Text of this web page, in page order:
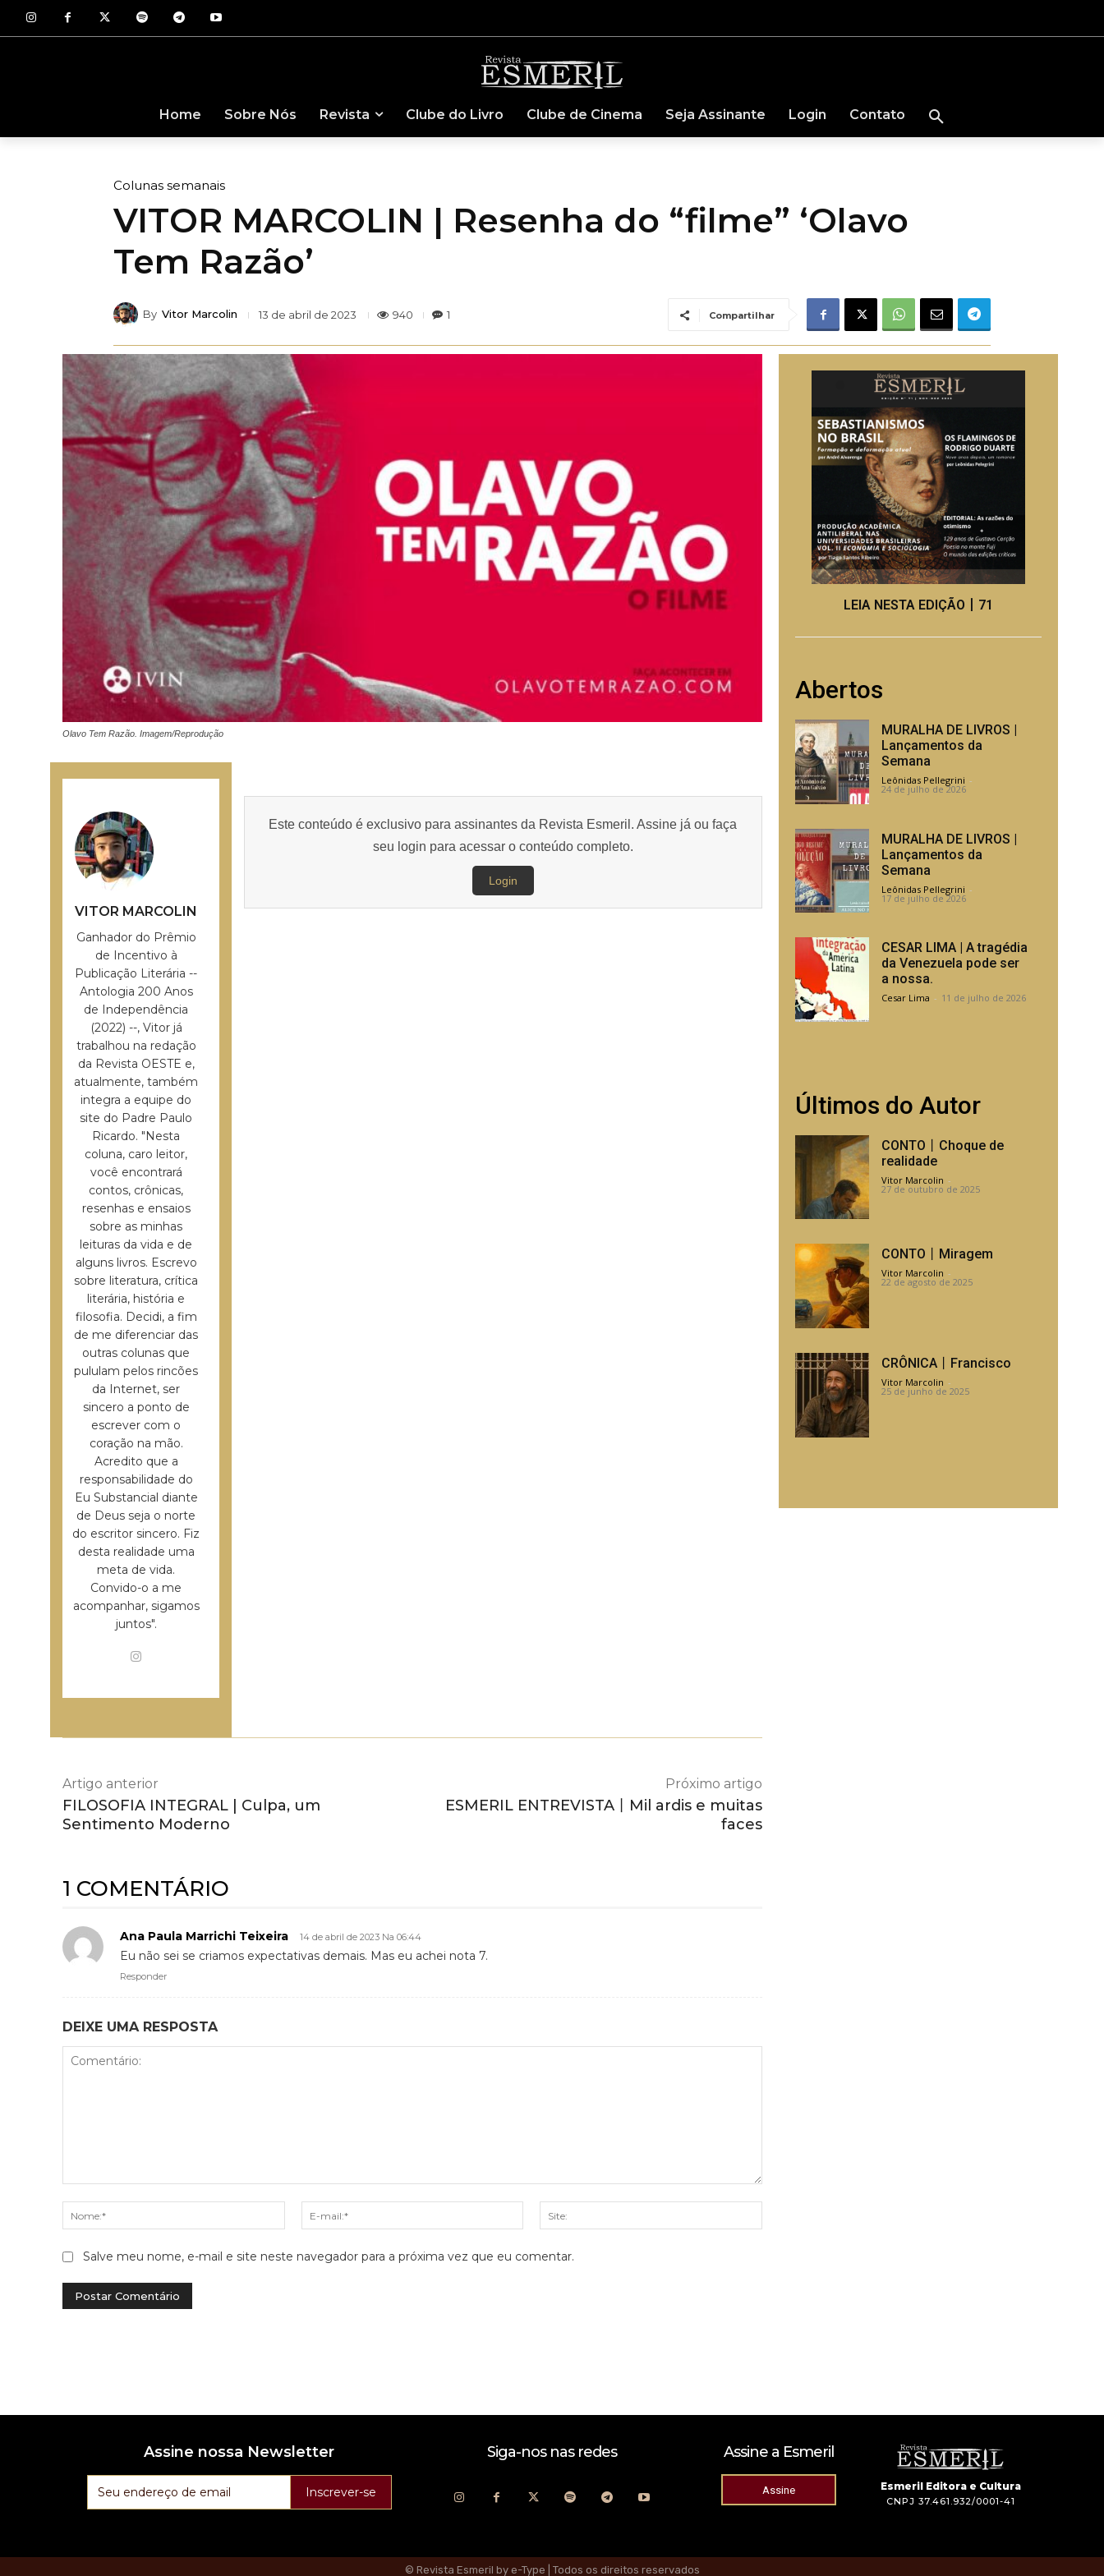
Home Sobre Nós Revista Clube do Livro Clube de Cinema Seja Assinante Login Contato
Colunas semanais
VITOR MARCOLIN | Resenha do “filme” ‘Olavo
Tem Razão’
By Vitor Marcolin 13 de abril de 2023 940 1 Compartilhar
Olavo Tem Razão. Imagem/Reprodução
VITOR MARCOLIN
Ganhador do Prêmio
de Incentivo à
Publicação Literária --
Antologia 200 Anos
de Independência
(2022) --, Vitor já
trabalhou na redação
da Revista OESTE e,
atualmente, também
integra a equipe do
site do Padre Paulo
Ricardo. "Nesta
coluna, caro leitor,
você encontrará
contos, crônicas,
resenhas e ensaios
sobre as minhas
leituras da vida e de
alguns livros. Escrevo
sobre literatura, crítica
literária, história e
filosofia. Decidi, a fim
de me diferenciar das
outras colunas que
pululam pelos rincões
da Internet, ser
sincero a ponto de
escrever com o
coração na mão.
Acredito que a
responsabilidade do
Eu Substancial diante
de Deus seja o norte
do escritor sincero. Fiz
desta realidade uma
meta de vida.
Convido-o a me
acompanhar, sigamos
juntos".
Este conteúdo é exclusivo para assinantes da Revista Esmeril. Assine já ou faça
seu login para acessar o conteúdo completo.
Login
Artigo anterior
FILOSOFIA INTEGRAL | Culpa, um
Sentimento Moderno
Próximo artigo
ESMERIL ENTREVISTA丨Mil ardis e muitas
faces
1 COMENTÁRIO
Ana Paula Marrichi Teixeira 14 de abril de 2023 Na 06:44
Eu não sei se criamos expectativas demais. Mas eu achei nota 7.
Responder
DEIXE UMA RESPOSTA
mail:*
Salve meu nome, e-mail e site neste navegador para a próxima vez que eu comentar.
LEIA NESTA EDIÇÃO丨71
Abertos
MURALHA DE LIVROS |
Lançamentos da
Semana
Leônidas Pellegrini -
24 de julho de 2026
MURALHA DE LIVROS |
Lançamentos da
Semana
Leônidas Pellegrini -
17 de julho de 2026
CESAR LIMA | A tragédia
da Venezuela pode ser
a nossa.
Cesar Lima - 11 de julho de 2026
Últimos do Autor
CONTO丨Choque de
realidade
Vitor Marcolin -
27 de outubro de 2025
CONTO丨Miragem
Vitor Marcolin -
22 de agosto de 2025
CRÔNICA丨Francisco
Vitor Marcolin -
25 de junho de 2025
Assine nossa Newsletter
Inscrever-se
Siga-nos nas redes Assine a Esmeril
Assine Esmeril Editora e Cultura
CNPJ 37.461.932/0001-41
© Revista Esmeril by e-Type | Todos os direitos reservados